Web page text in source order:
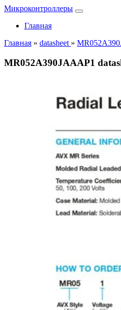
Микроконтроллеры
Главная
Главная » datasheet »
MR052A390JAAAP1